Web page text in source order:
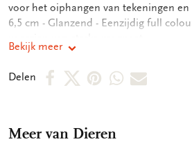
voor het oiphangen van tekeningen
6,5 cm - Glanzend - Eenzijdig full
Bekijk meer
Delen
DeelDeelDeelDeelDeel
Meer van Dieren